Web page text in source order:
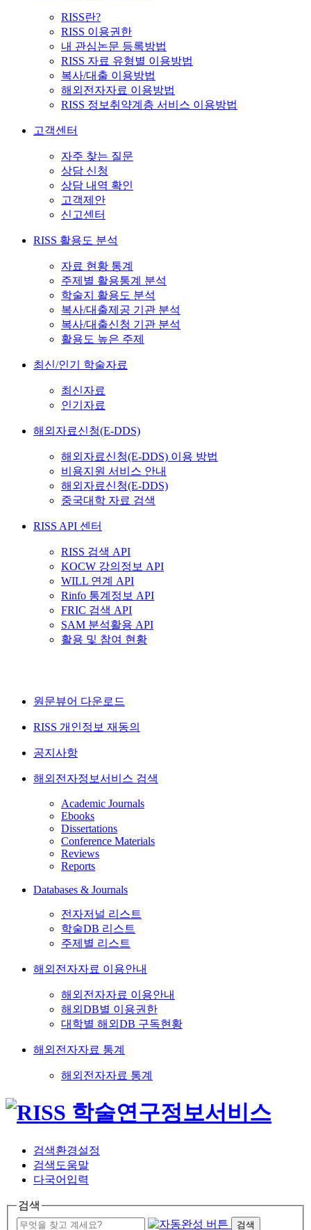
RISS란?
RISS 이용권한
내 관심논문 등록방법
RISS 자료 유형별 이용방법
복사/대출 이용방법
해외전자자료 이용방법
RISS 정보취약계층 서비스 이용방법
고객센터
자주 찾는 질문
상담 신청
상담 내역 확인
고객제안
신고센터
RISS 활용도 분석
자료 현황 통계
주제별 활용통계 분석
학술지 활용도 분석
복사/대출제공 기관 분석
복사/대출신청 기관 분석
활용도 높은 주제
최신/인기 학술자료
최신자료
인기자료
해외자료신청(E-DDS)
해외자료신청(E-DDS) 이용 방법
비용지원 서비스 안내
해외자료신청(E-DDS)
중국대학 자료 검색
RISS API 센터
RISS 검색 API
KOCW 강의정보 API
WILL 연계 API
Rinfo 통계정보 API
FRIC 검색 API
SAM 분석활용 API
활용 및 참여 현황
원문뷰어 다운로드
RISS 개인정보 재동의
공지사항
해외전자정보서비스 검색
Academic Journals
Ebooks
Dissertations
Conference Materials
Reviews
Reports
Databases & Journals
전자저널 리스트
학술DB 리스트
주제별 리스트
해외전자자료 이용안내
해외전자자료 이용안내
해외DB별 이용권한
대학별 해외DB 구독현황
해외전자자료 통계
해외전자자료 통계
검색환경설정
검색도움말
다국어입력
검색
검색